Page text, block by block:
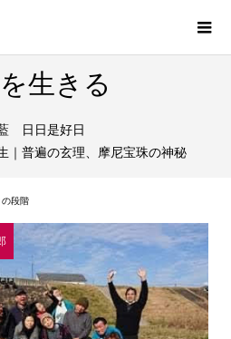
生きる
日日是好日
｜普遍の玄理、摩尼宝珠の神秘
の段階